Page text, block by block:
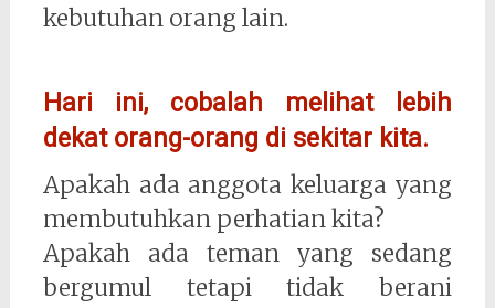
kebutuhan orang lain.
Hari ini, cobalah melihat lebih
dekat orang-orang di sekitar kita.
Apakah ada anggota keluarga yang
membutuhkan perhatian kita?
Apakah ada teman yang sedang
bergumul tetapi tidak berani